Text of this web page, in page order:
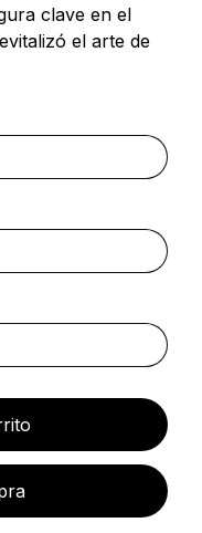
clave en el
el arte de